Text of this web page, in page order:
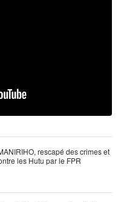
rescapé des crimes et
les Hutu par le FPR